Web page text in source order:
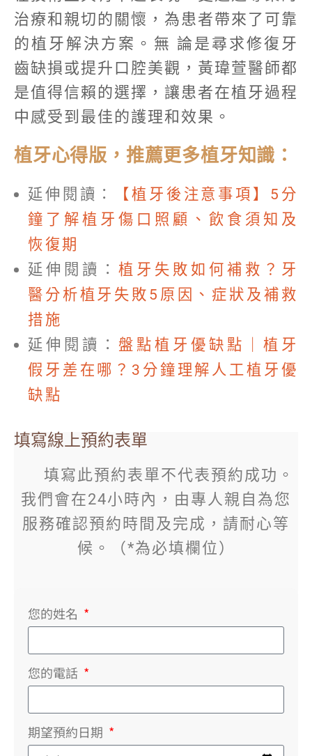
治療和親切的關懷，為患者帶來了可靠
的植牙解決方案。無 論是尋求修復牙
齒缺損或提升口腔美觀，黃瑋萱醫師都
是值得信賴的選擇，讓患者在植牙過程
中感受到最佳的護理和效果。
植牙心得版，推薦更多植牙知識：
延伸閱讀：
【植牙後注意事項】5分
鐘了解植牙傷口照顧、飲食須知及
恢復期
延伸閱讀： 植牙失敗如何補救？牙
醫分析植牙失敗5原因、症狀及補救
措施
延伸閱讀： 盤點植牙優缺點｜植牙
假牙差在哪？3分鐘理解人工植牙優
缺點
填寫線上預約表單
填寫此預約表單不代表預約成功。
我們會在24小時內，由專人親自為您
服務確認預約時間及完成，請耐心等
候。（*為必填欄位）
您的姓名
您的電話
期望預約日期